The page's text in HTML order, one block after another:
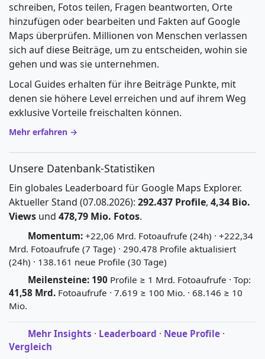
schreiben, Fotos teilen, Fragen beantworten, Orte
hinzufügen oder bearbeiten und Fakten auf Google
Maps überprüfen. Millionen von Menschen verlassen
sich auf diese Beiträge, um zu entscheiden, wohin sie
gehen und was sie unternehmen.
Local Guides erhalten für ihre Beiträge Punkte, mit
denen sie höhere Level erreichen und auf ihrem Weg
exklusive Vorteile freischalten können.
Mehr erfahren →
Unsere Datenbank-Statistiken
Ein globales Leaderboard für Google Maps Explorer.
Aktueller Stand (07.08.2026): 292.437 Profile, 4,34 Bio.
Views und 478,79 Mio. Fotos.
Momentum: +22,06 Mrd. Fotoaufrufe (24h) · +222,34
Mrd. Fotoaufrufe (7 Tage) · 290.478 Profile aktualisiert
(24h) · 138.161 neue Profile (30 Tage)
Meilensteine: 190 Profile ≥ 1 Mrd. Fotoaufrufe · Top:
41,58 Mrd. Fotoaufrufe · 7.619 ≥ 100 Mio. · 68.146 ≥ 10
Mio.
Mehr Insights · Leaderboard · Neue Profile ·
Vergleich